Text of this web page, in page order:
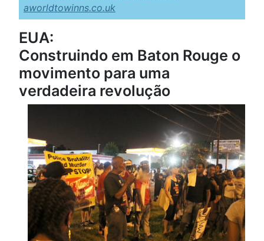
aworldtowinns.co.uk
EUA:
Construindo em Baton Rouge o
movimento para uma
verdadeira revolução